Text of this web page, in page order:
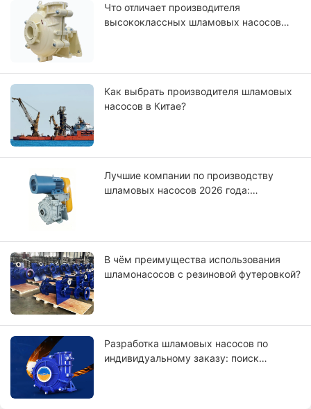
насосных решений
Что отличает производителя
высококлассных шламовых насосов
Как выбрать производителя шламовых
насосов в Китае?
Лучшие компании по производству
шламовых насосов 2026 года:
В чём преимущества использования
шламонасосов с резиновой футеровкой?
Разработка шламовых насосов по
индивидуальному заказу: поиск